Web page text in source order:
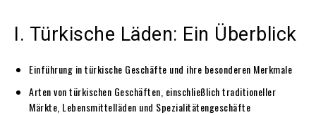
I. Türkische Läden: Ein Überblick
Einführung in türkische Geschäfte und ihre besonderen Merkmale
Arten von türkischen Geschäften, einschließlich traditioneller
Märkte, Lebensmittelläden und Spezialitätengeschäfte